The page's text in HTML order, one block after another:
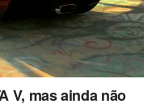
V, mas ainda não